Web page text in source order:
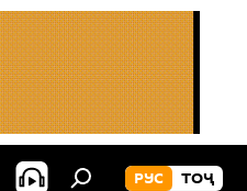
РУС ТОҶ